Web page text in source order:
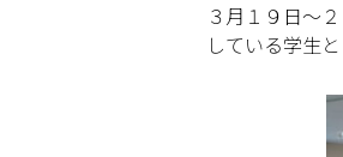
３月１９日～
している学生